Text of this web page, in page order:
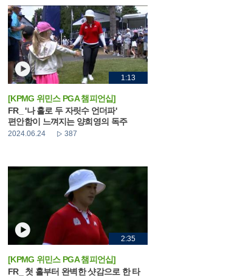
1:13
[KPMG 위민스 PGA 챔피언십]
FR_ '나 홀로 두 자릿수 언더파'
편안함이 느껴지는 양희영의 독주
2024.06.24 387
2:35
[KPMG 위민스 PGA 챔피언십]
FR_ 첫 홀부터 완벽한 샷감으로 한 타